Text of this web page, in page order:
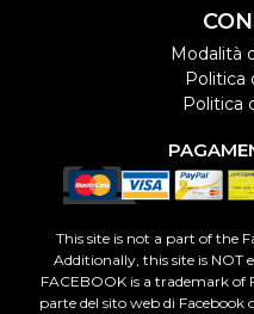
Modalità
Politica
Politica
This site is not a part of the
Additionally, this site is NOT
FACEBOOK is a trademark of
parte del sito web di Facebook